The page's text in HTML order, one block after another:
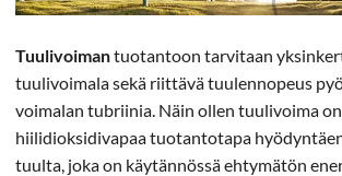
Tuulivoimantuotantoon tarvitaan
tuulivoimala sekä riittävä tuulennopeus
voimalan tubriinia. Näin ollen tuulivoima
hiilidioksidivapaa tuotantotapa
tuulta, joka on käytännössä ehtymätön